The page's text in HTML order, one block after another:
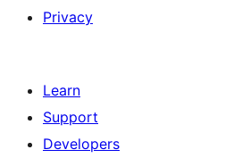
Privacy
Learn
Support
Developers